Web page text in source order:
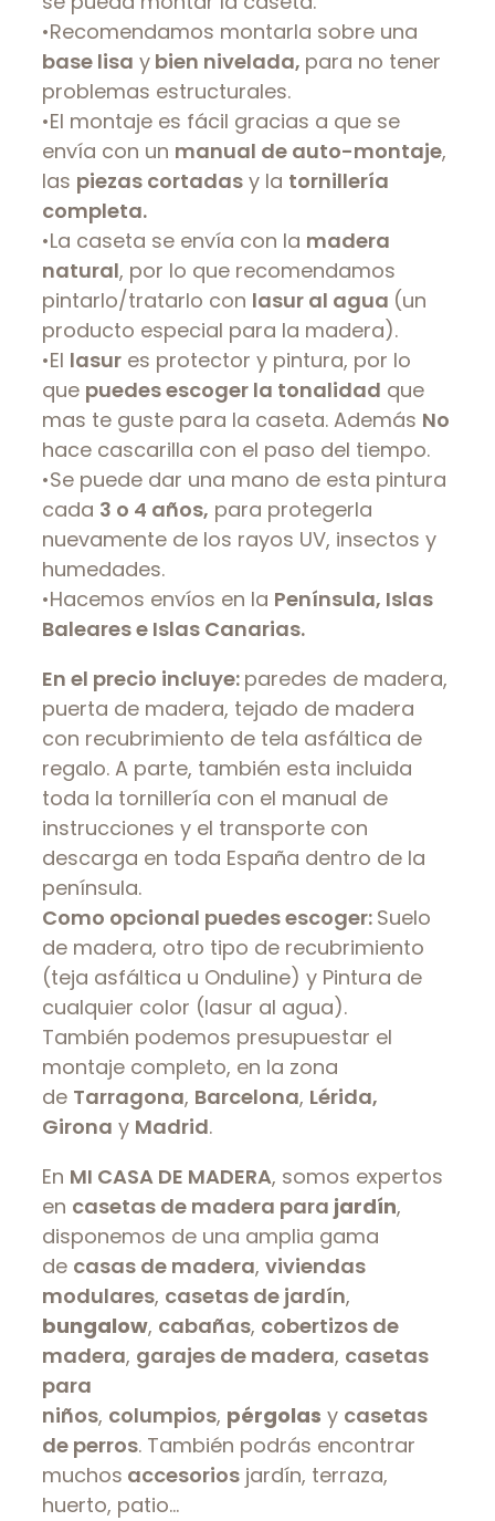
•Recomendamos montarla sobre una
base lisa y bien nivelada, para no tener
problemas estructurales.
•El montaje es fácil gracias a que se
envía con un manual de auto-montaje,
las piezas cortadas y la tornillería
completa.
•La caseta se envía con la madera
natural, por lo que recomendamos
pintarlo/tratarlo con lasur al agua (un
producto especial para la madera).
•El lasur es protector y pintura, por lo
que puedes escoger la tonalidad que
mas te guste para la caseta. Además No
hace cascarilla con el paso del tiempo.
•Se puede dar una mano de esta pintura
cada 3 o 4 años, para protegerla
nuevamente de los rayos UV, insectos y
humedades.
•Hacemos envíos en la Península, Islas
Baleares e Islas Canarias.
En el precio incluye: paredes de madera,
puerta de madera, tejado de madera
con recubrimiento de tela asfáltica de
regalo. A parte, también esta incluida
toda la tornillería con el manual de
instrucciones y el transporte con
descarga en toda España dentro de la
península.
Como opcional puedes escoger: Suelo
de madera, otro tipo de recubrimiento
(teja asfáltica u Onduline) y Pintura de
cualquier color (lasur al agua).
También podemos presupuestar el
montaje completo, en la zona
de Tarragona, Barcelona, Lérida,
Girona y Madrid.
En MI CASA DE MADERA, somos expertos
en casetas de madera para jardín,
disponemos de una amplia gama
de casas de madera, viviendas
modulares, casetas de jardín,
bungalow, cabañas, cobertizos de
madera, garajes de madera, casetas
para
niños, columpios, pérgolas y casetas
de perros. También podrás encontrar
muchos accesorios jardín, terraza,
huerto, patio…